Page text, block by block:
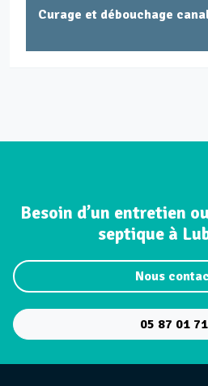
Curage et débouchage
Besoin d’un entretien
septique à
Nous
05 87 01